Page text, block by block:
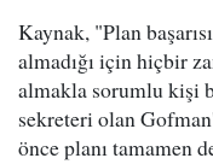
Kaynak, "Plan
almadığı için hiçbir
almakla sorumlu kişi
sekreteri olan
önce planı tamamen